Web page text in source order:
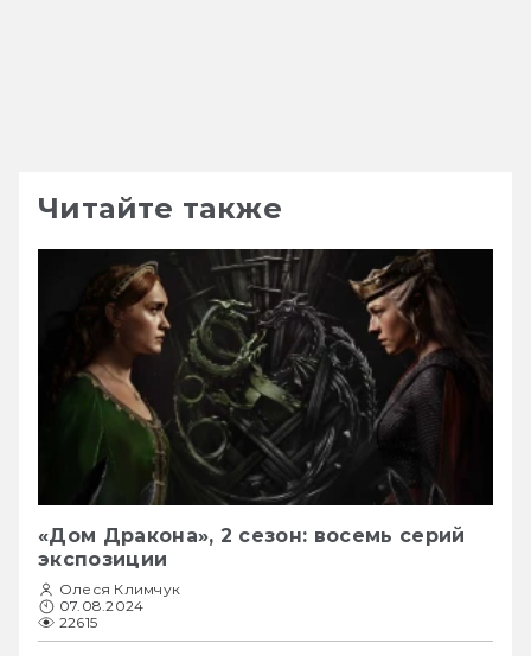
Читайте также
«Дом Дракона», 2 сезон: восемь серий
экспозиции
Олеся Климчук
07.08.2024
22615